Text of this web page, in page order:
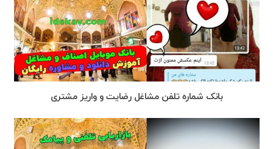
بانک شماره تلفن مشاغل رضایت و واریز مشتری